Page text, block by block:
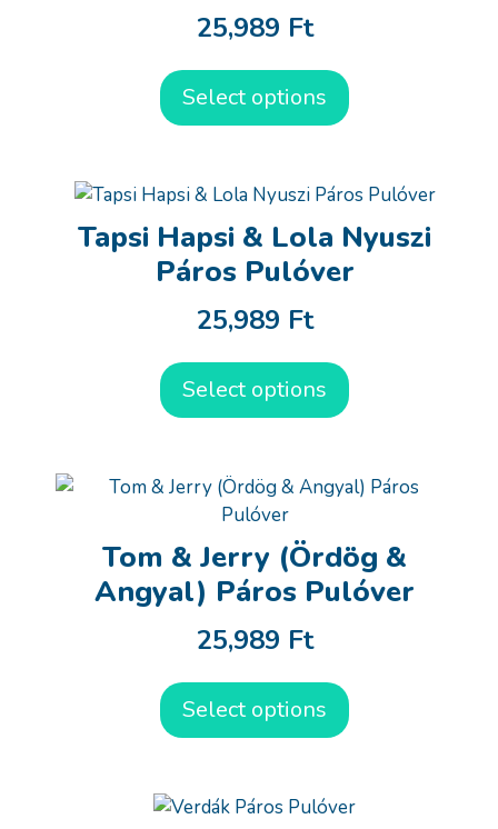
25,989 Ft
Select options
Tapsi Hapsi & Lola Nyuszi
Páros Pulóver
25,989 Ft
Select options
Tom & Jerry (Ördög &
Angyal) Páros Pulóver
25,989 Ft
Select options